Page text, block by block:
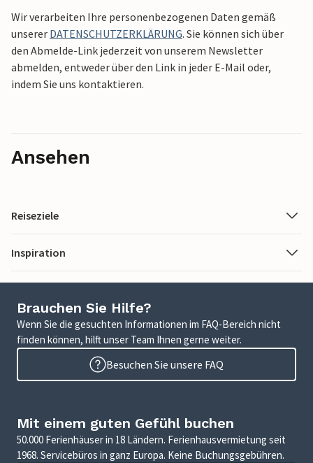
Wir verarbeiten Ihre personenbezogenen Daten gemäß
unserer DATENSCHUTZERKLÄRUNG. Sie können sich über
den Abmelde-Link jederzeit von unserem Newsletter
abmelden, entweder über den Link in jeder E-Mail oder,
indem Sie uns kontaktieren.
Ansehen
Reiseziele
Inspiration
Brauchen Sie Hilfe?
Wenn Sie die gesuchten Informationen im FAQ-Bereich nicht
finden können, hilft unser Team Ihnen gerne weiter.
Besuchen Sie unsere FAQ
Mit einem guten Gefühl buchen
50.000 Ferienhäuser in 18 Ländern. Ferienhausvermietung seit
1968. Servicebüros in ganz Europa. Keine Buchungsgebühren.